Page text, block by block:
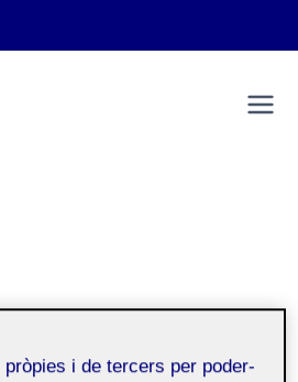
pròpies i de tercers per poder-